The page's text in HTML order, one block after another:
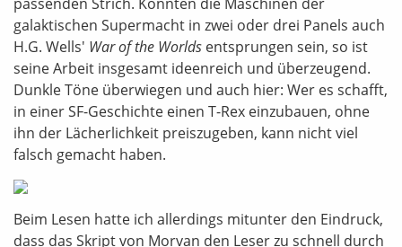
galaktischen Supermacht in zwei oder drei Panels auch
H.G. Wells' War of the Worlds entsprungen sein, so ist
seine Arbeit insgesamt ideenreich und überzeugend.
Dunkle Töne überwiegen und auch hier: Wer es schafft,
in einer SF-Geschichte einen T-Rex einzubauen, ohne
ihn der Lächerlichkeit preiszugeben, kann nicht viel
falsch gemacht haben.
Beim Lesen hatte ich allerdings mitunter den Eindruck,
dass das Skript von Morvan den Leser zu schnell durch